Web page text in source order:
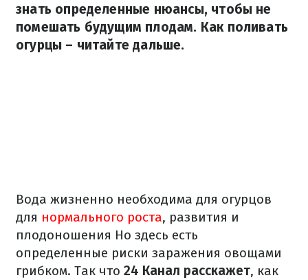
знать определенные нюансы, чтобы не
помешать будущим плодам. Как поливать
огурцы – читайте дальше.
Вода жизненно необходима для огурцов
для нормального роста, развития и
плодоношения Но здесь есть
определенные риски заражения овощами
грибком. Так что 24 Канал расскажет, как